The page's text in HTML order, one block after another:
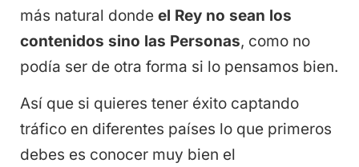
más natural donde el Rey no sean los
contenidos sino las Personas, como no
podía ser de otra forma si lo pensamos bien.
Así que si quieres tener éxito captando
tráfico en diferentes países lo que primeros
debes es conocer muy bien el